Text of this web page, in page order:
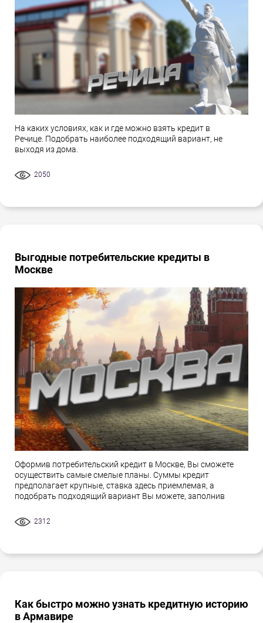
На каких условиях, как и где можно взять кредит в
Речице. Подобрать наиболее подходящий вариант, не
выходя из дома.
2050
Выгодные потребительские кредиты в
Москве
Оформив потребительский кредит в Москве, Вы сможете
осуществить самые смелые планы. Суммы кредит
предполагает крупные, ставка здесь приемлемая, а
подобрать подходящий вариант Вы можете, заполнив
2312
Как быстро можно узнать кредитную историю
в Армавире